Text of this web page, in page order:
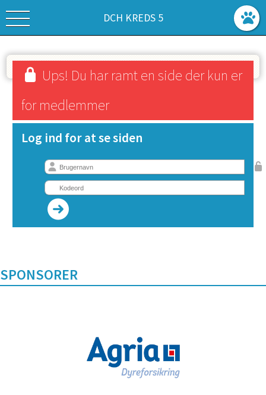
DCH KREDS 5
Ups! Du har ramt en side der kun er
for medlemmer
Log ind for at se siden
SPONSORER